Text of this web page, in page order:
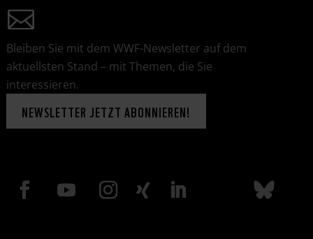
Bleiben Sie mit dem WWF-Newsletter auf dem
aktuellsten Stand – mit Themen, die Sie
interessieren.
NEWSLETTER JETZT ABONNIEREN!